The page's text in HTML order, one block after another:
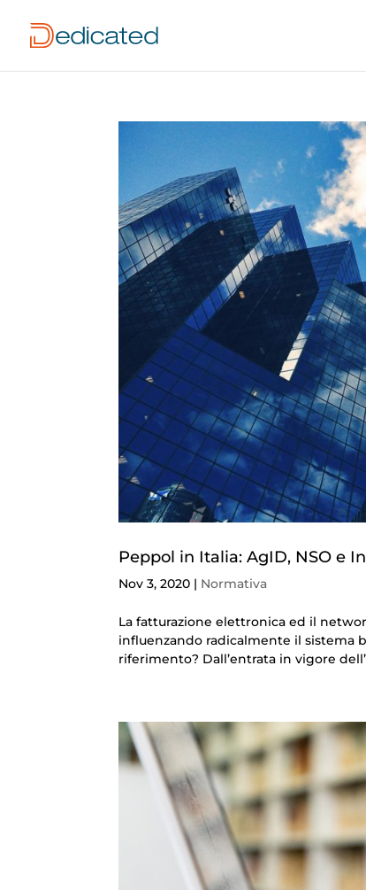
Peppol in Italia: AgID, NSO e
Nov 3, 2020 | Normativa
La fatturazione elettronica ed il
influenzando radicalmente il sistema
riferimento? Dall’entrata in vigore